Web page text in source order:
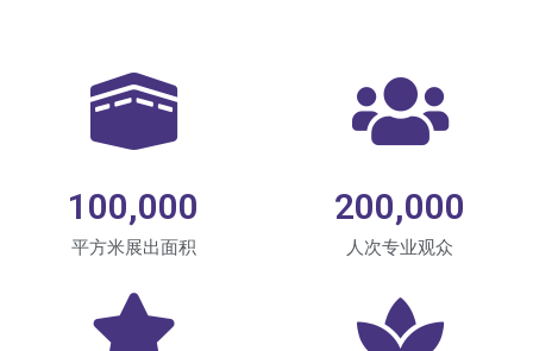
平方米展出面积
100,000
人次专业观众
200,000